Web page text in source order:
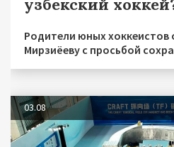
узбекский
Родители юных хоккеистов
Мирзиёеву с просьбой
03.08